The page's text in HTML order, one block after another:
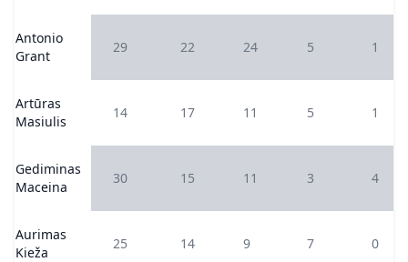
Antonio
Grant
29 22 24 5 1
Artūras
Masiulis
14 17 11 5 1
Gediminas
Maceina
30 15 11 3 4
Aurimas
Kieža
25 14 9 7 0